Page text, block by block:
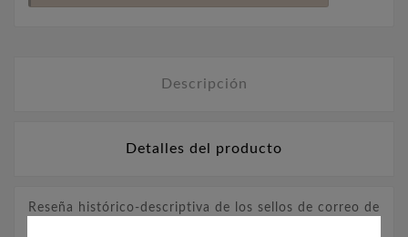
Descripción
Detalles del producto
Reseña histórico-descriptiva de los sellos de correo de